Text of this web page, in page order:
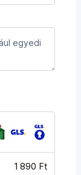
1 890 Ft